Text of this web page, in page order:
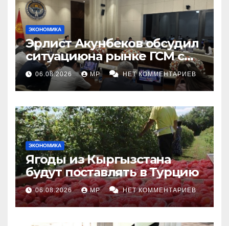
ЭКОНОМИКА
Эрлист Акунбеков обсудил
ситуациюна рынке ГСМ с
топливными компаниями
06.08.2026 MP НЕТ КОММЕНТАРИЕВ
ЭКОНОМИКА
Ягоды из Кыргызстана
будут поставлять в Турцию
06.08.2026 MP НЕТ КОММЕНТАРИЕВ